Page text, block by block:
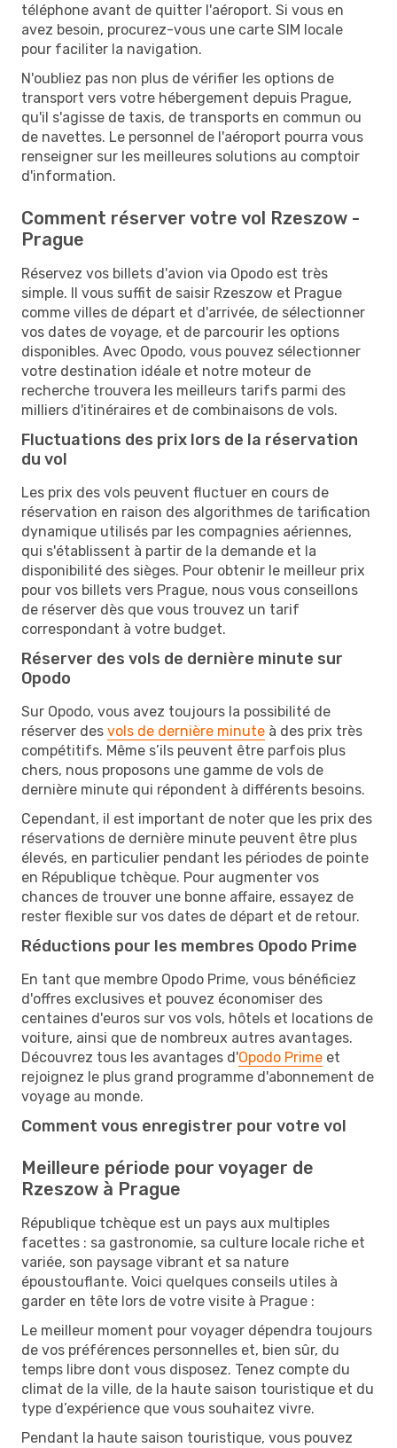
téléphone avant de quitter l'aéroport. Si vous en
avez besoin, procurez-vous une carte SIM locale
pour faciliter la navigation.
N'oubliez pas non plus de vérifier les options de
transport vers votre hébergement depuis Prague,
qu'il s'agisse de taxis, de transports en commun ou
de navettes. Le personnel de l'aéroport pourra vous
renseigner sur les meilleures solutions au comptoir
d'information.
Comment réserver votre vol Rzeszow -
Prague
Réservez vos billets d'avion via Opodo est très
simple. Il vous suffit de saisir Rzeszow et Prague
comme villes de départ et d'arrivée, de sélectionner
vos dates de voyage, et de parcourir les options
disponibles. Avec Opodo, vous pouvez sélectionner
votre destination idéale et notre moteur de
recherche trouvera les meilleurs tarifs parmi des
milliers d'itinéraires et de combinaisons de vols.
Fluctuations des prix lors de la réservation
du vol
Les prix des vols peuvent fluctuer en cours de
réservation en raison des algorithmes de tarification
dynamique utilisés par les compagnies aériennes,
qui s'établissent à partir de la demande et la
disponibilité des sièges. Pour obtenir le meilleur prix
pour vos billets vers Prague, nous vous conseillons
de réserver dès que vous trouvez un tarif
correspondant à votre budget.
Réserver des vols de dernière minute sur
Opodo
Sur Opodo, vous avez toujours la possibilité de
réserver des vols de dernière minute à des prix très
compétitifs. Même s’ils peuvent être parfois plus
chers, nous proposons une gamme de vols de
dernière minute qui répondent à différents besoins.
Cependant, il est important de noter que les prix des
réservations de dernière minute peuvent être plus
élevés, en particulier pendant les périodes de pointe
en République tchèque. Pour augmenter vos
chances de trouver une bonne affaire, essayez de
rester flexible sur vos dates de départ et de retour.
Réductions pour les membres Opodo Prime
En tant que membre Opodo Prime, vous bénéficiez
d'offres exclusives et pouvez économiser des
centaines d'euros sur vos vols, hôtels et locations de
voiture, ainsi que de nombreux autres avantages.
Découvrez tous les avantages d'Opodo Prime et
rejoignez le plus grand programme d'abonnement de
voyage au monde.
Comment vous enregistrer pour votre vol
Meilleure période pour voyager de
Rzeszow à Prague
République tchèque est un pays aux multiples
facettes : sa gastronomie, sa culture locale riche et
variée, son paysage vibrant et sa nature
époustouflante. Voici quelques conseils utiles à
garder en tête lors de votre visite à Prague :
Le meilleur moment pour voyager dépendra toujours
de vos préférences personnelles et, bien sûr, du
temps libre dont vous disposez. Tenez compte du
climat de la ville, de la haute saison touristique et du
type d’expérience que vous souhaitez vivre.
Pendant la haute saison touristique, vous pouvez